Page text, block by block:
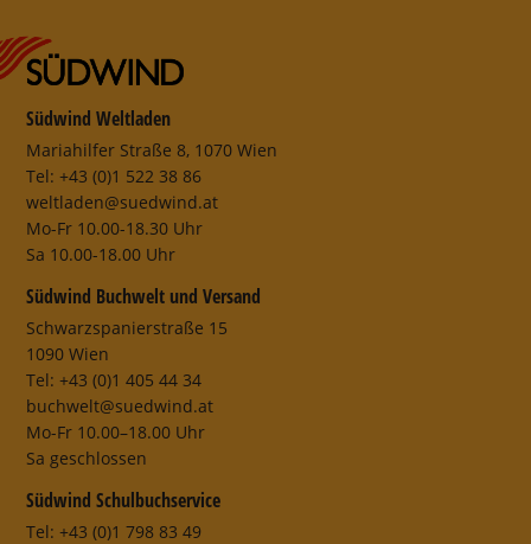
Südwind Weltladen
Mariahilfer Straße 8, 1070 Wien
Tel: +43 (0)1 522 38 86
weltladen@suedwind.at
Mo-Fr 10.00-18.30 Uhr
Sa 10.00-18.00 Uhr
Südwind Buchwelt und Versand
Schwarzspanierstraße 15
1090 Wien
Tel: +43 (0)1 405 44 34
buchwelt@suedwind.at
Mo-Fr 10.00–18.00 Uhr
Sa geschlossen
Südwind Schulbuchservice
Tel: +43 (0)1 798 83 49